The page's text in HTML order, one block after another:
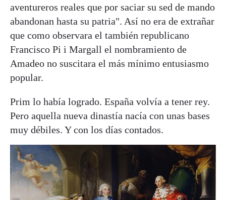
aventureros reales que por saciar su sed de mando
abandonan hasta su patria". Así no era de extrañar
que como observara el también republicano
Francisco Pi i Margall el nombramiento de
Amadeo no suscitara el más mínimo entusiasmo
popular.
Prim lo había logrado. España volvía a tener rey.
Pero aquella nueva dinastía nacía con unas bases
muy débiles. Y con los días contados.